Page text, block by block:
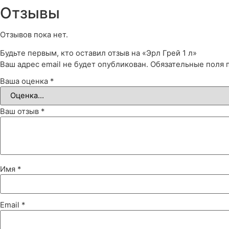
Отзывы
Отзывов пока нет.
Будьте первым, кто оставил отзыв на «Эрл Грей 1 л»
Ваш адрес email не будет опубликован. Обязательные поля
Ваша оценка *
Ваш отзыв *
Имя *
Email *